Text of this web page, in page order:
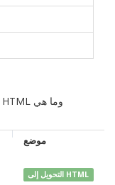
موضع
التحويل إلى HTML